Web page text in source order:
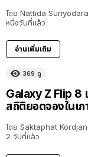
โดย Nattida Suriyodara
หนึ่งวันที่แล้ว
อ่านเพิ่มเติม
369 ดู
Galaxy Z Flip 8
สถิติยอดจองในเก
โดย Saktaphat Kordjan
2 วันที่แล้ว